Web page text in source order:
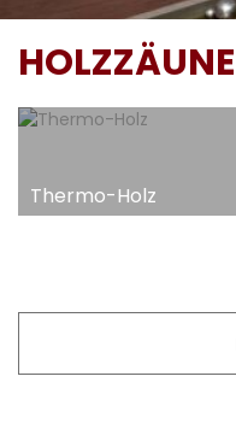
HOLZZÄUNE
Thermo-Holz